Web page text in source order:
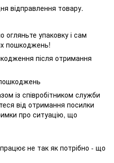
відправлення товару.
огляньте упаковку і сам
пошкоджень!
після отримання
із співробітником служби
від отримання посилки
про ситуацію, що
не так як потрібно - що